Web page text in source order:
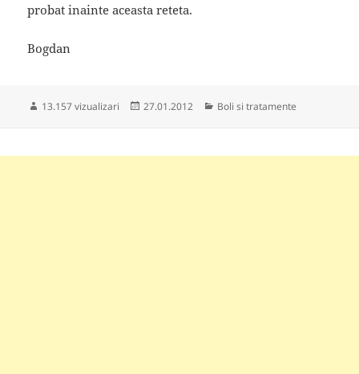
probat inainte aceasta reteta.
Bogdan
13.157 vizualizari
Publicat
27.01.2012 Categorii
Boli si tratamente